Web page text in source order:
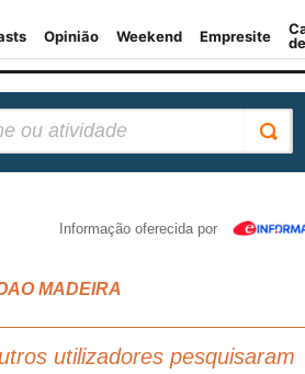
Informação oferecida por
MADEIRA
utilizadores pesquisaram